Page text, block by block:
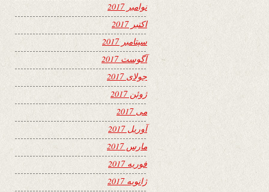
نوامبر 2017
اکتبر 2017
سپتامبر 2017
آگوست 2017
جولای 2017
ژوئن 2017
می 2017
آوریل 2017
مارس 2017
فوریه 2017
ژانویه 2017